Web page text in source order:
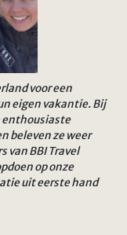
voor een
eigen vakantie. Bij
enthousiaste
beleven ze weer
van BBI Travel
op onze
uit eerste hand